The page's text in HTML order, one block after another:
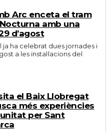
Arc enceta el tram
amb una
d’agost
ha celebrat dues jornades i
a les instal·lacions del
el Baix Llobregat
més experiències
per Sant